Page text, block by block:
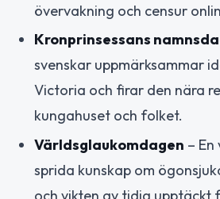
övervakning och censur
Kronprinsessans
svenskar uppmärksammar
Victoria och firar den nära
kungahuset och folket.
Världsglaukomdagen –
sprida kunskap om
och vikten av tidig